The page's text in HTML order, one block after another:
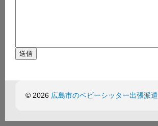
© 2026 広島市のベビーシッター出張派遣